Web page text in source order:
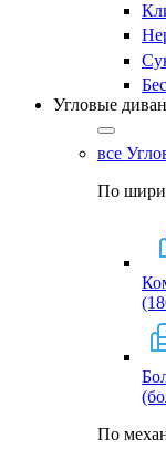
Угловые
все
По
По